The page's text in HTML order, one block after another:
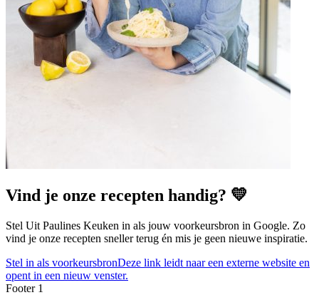
Vind je onze recepten handig? 💛
Stel Uit Paulines Keuken in als jouw voorkeursbron in Google. Zo
vind je onze recepten sneller terug én mis je geen nieuwe inspiratie.
Stel in als voorkeursbronDeze link leidt naar een externe website en
opent in een nieuw venster.
Footer 1